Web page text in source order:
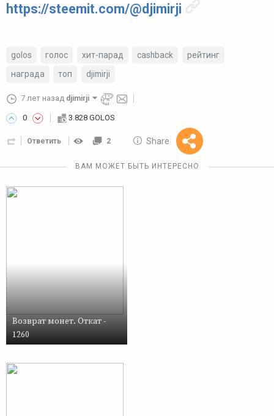
https://steemit.com/@djimirji
golos голос хит-парад cashback
рейтинг
награда
топ djimirji
7 лет назад djimirji
0 3.828 GOLOS
Ответить 2 Share
Reward
10 GOLOS
ВАМ МОЖЕТ БЫТЬ ИНТЕРЕСНО
Возврат монет. Откат -
1260